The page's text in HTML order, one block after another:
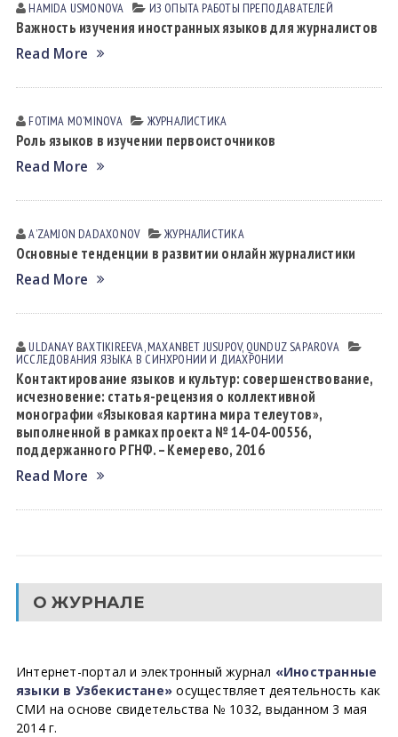
HAMIDA USMONOVА ИЗ ОПЫТА РАБОТЫ ПРЕПОДАВАТЕЛЕЙ
Важность изучения иностранных языков для журналистов
Read More
FOTIMA MOʼMINOVА ЖУРНАЛИСТИКА
Роль языков в изучении первоисточников
Read More
AʼZAMJON DADAXONOV ЖУРНАЛИСТИКА
Основные тенденции в развитии онлайн журналистики
Read More
ULDANAY BАXTIKIREEVА, MAXANBET JUSUPOV, QUNDUZ SАPАROVА
ИССЛЕДОВАНИЯ ЯЗЫКА В СИНХРОНИИ И ДИАХРОНИИ
Контактирование языков и культур: совершенствование,
исчезновение: статья-рецензия о коллективной
монографии «Языковая картина мира телеутов»,
выполненной в рамках проекта № 14-04-00556,
поддержанного РГНФ. – Кемерево, 2016
Read More
О ЖУРНАЛЕ
Интернет-портал и электронный журнал «Иностранные
языки в Узбекистане» осуществляет деятельность как
СМИ на основе свидетельства № 1032, выданном 3 мая
2014 г.